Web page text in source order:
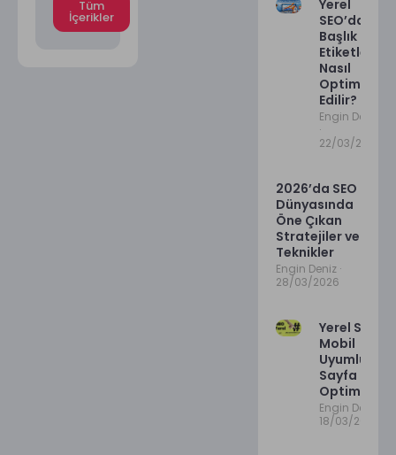
Tüm
İçerikler
Yerel
SEO’da
Başlık
Etiketleri
Nasıl
Optimize
Edilir?
Engin Deniz
22/03/2026
2026’da SEO
Dünyasında
Öne Çıkan
Stratejiler ve
Teknikler
Engin Deniz
28/03/2026
Yerel
Mobil
Uyumluluk
Sayfa Hızı
Engin Deniz
18/03/2026